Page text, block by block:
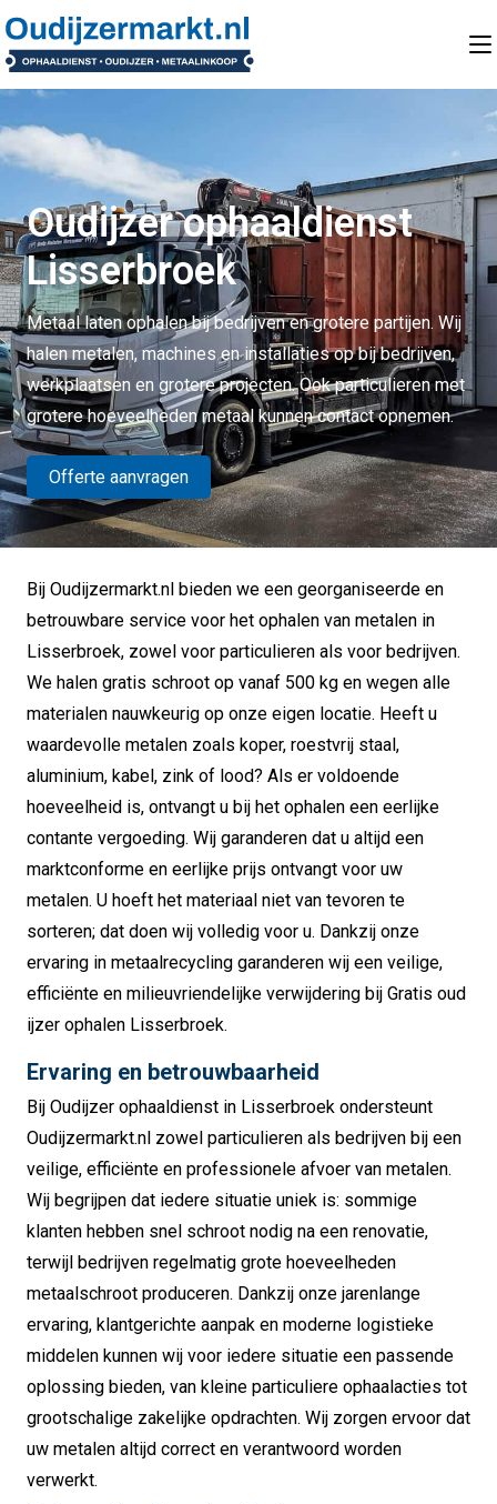
Oudijzer ophaaldienst
Lisserbroek
Metaal laten ophalen bij bedrijven en grotere partijen. Wij
halen metalen, machines en installaties op bij bedrijven,
werkplaatsen en grotere projecten. Ook particulieren met
grotere hoeveelheden metaal kunnen contact opnemen.
Offerte aanvragen
Bij Oudijzermarkt.nl bieden we een georganiseerde en
betrouwbare service voor het ophalen van metalen in
Lisserbroek, zowel voor particulieren als voor bedrijven.
We halen gratis schroot op vanaf 500 kg en wegen alle
materialen nauwkeurig op onze eigen locatie. Heeft u
waardevolle metalen zoals koper, roestvrij staal,
aluminium, kabel, zink of lood? Als er voldoende
hoeveelheid is, ontvangt u bij het ophalen een eerlijke
contante vergoeding. Wij garanderen dat u altijd een
marktconforme en eerlijke prijs ontvangt voor uw
metalen. U hoeft het materiaal niet van tevoren te
sorteren; dat doen wij volledig voor u. Dankzij onze
ervaring in metaalrecycling garanderen wij een veilige,
efficiënte en milieuvriendelijke verwijdering bij Gratis oud
ijzer ophalen Lisserbroek.
Ervaring en betrouwbaarheid
Bij Oudijzer ophaaldienst in Lisserbroek ondersteunt
Oudijzermarkt.nl zowel particulieren als bedrijven bij een
veilige, efficiënte en professionele afvoer van metalen.
Wij begrijpen dat iedere situatie uniek is: sommige
klanten hebben snel schroot nodig na een renovatie,
terwijl bedrijven regelmatig grote hoeveelheden
metaalschroot produceren. Dankzij onze jarenlange
ervaring, klantgerichte aanpak en moderne logistieke
middelen kunnen wij voor iedere situatie een passende
oplossing bieden, van kleine particuliere ophaalacties tot
grootschalige zakelijke opdrachten. Wij zorgen ervoor dat
uw metalen altijd correct en verantwoord worden
verwerkt.